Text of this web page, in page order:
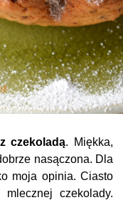
czekoladą. Miękka,
nasączona. Dla
moja opinia. Ciasto
czekolady.